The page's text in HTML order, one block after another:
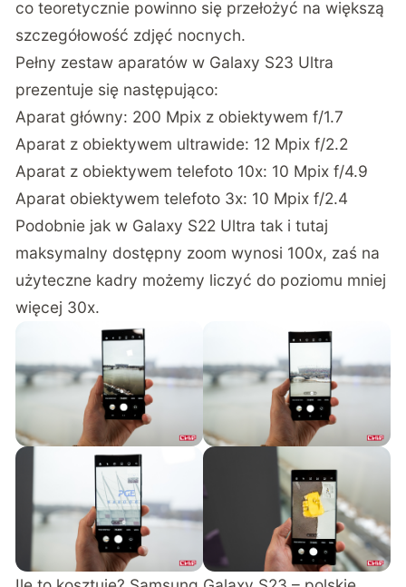
co teoretycznie powinno się przełożyć na większą
szczegółowość zdjęć nocnych.
Pełny zestaw aparatów w Galaxy S23 Ultra
prezentuje się następująco:
Aparat główny: 200 Mpix z obiektywem f/1.7
Aparat z obiektywem ultrawide: 12 Mpix f/2.2
Aparat z obiektywem telefoto 10x: 10 Mpix f/4.9
Aparat obiektywem telefoto 3x: 10 Mpix f/2.4
Podobnie jak w Galaxy S22 Ultra tak i tutaj
maksymalny dostępny zoom wynosi 100x, zaś na
użyteczne kadry możemy liczyć do poziomu mniej
więcej 30x.